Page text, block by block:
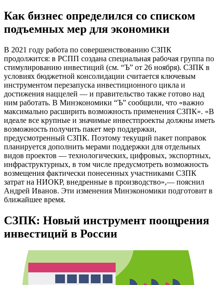
Как бизнес определился со списком
подъемных мер для экономики
В 2021 году работа по совершенствованию СЗПК
продолжится: в РСПП создана специальная рабочая группа по
стимулированию инвестиций (см. “Ъ” от 26 ноября). СЗПК в
условиях бюджетной консолидации считается ключевым
инструментом перезапуска инвестиционного цикла и
достижения наццелей — и правительство также готово над
ним работать. В Минэкономики “Ъ” сообщили, что «важно
максимально расширить возможность применения СЗПК». «В
идеале все крупные и значимые инвестпроекты должны иметь
возможность получить пакет мер поддержки,
предусмотренный СЗПК. Поэтому текущий пакет поправок
планируется дополнить мерами поддержки для отдельных
видов проектов — технологических, цифровых, экспортных,
инфраструктурных, в том числе предусмотреть возможность
возмещения фактически понесенных участниками СЗПК
затрат на НИОКР, внедренные в производство»,— пояснил
Андрей Иванов. Эти изменения Минэкономики подготовит в
ближайшее время.
СЗПК: Новый инструмент поощрения
инвестиций в России